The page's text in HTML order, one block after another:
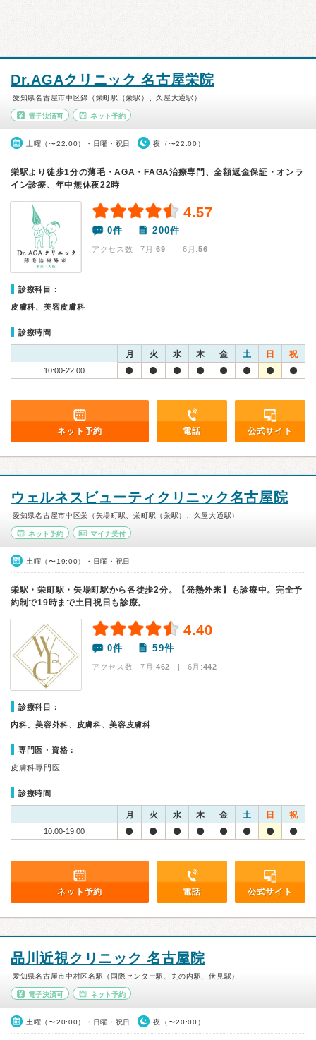
Dr.AGAクリニック 名古屋栄院
愛知県名古屋市中区錦（栄町駅（栄駅）、久屋大通駅）
電子決済可 ネット予約
土曜（〜22:00）・日曜・祝日 夜（〜22:00）
栄駅より徒歩1分の薄毛・AGA・FAGA治療専門、全額返金保証・オンラ
イン診療、年中無休夜22時
4.57
0件 200件
アクセス数 7月:69 | 6月:56
診療科目：
皮膚科、美容皮膚科
診療時間
月 火 水 木 金 土 日 祝
10:00-22:00
ネット予約 電話 公式サイト
ウェルネスビューティクリニック名古屋院
愛知県名古屋市中区栄（矢場町駅、栄町駅（栄駅）、久屋大通駅）
ネット予約 マイナ受付
土曜（〜19:00）・日曜・祝日
栄駅・栄町駅・矢場町駅から各徒歩2分。【発熱外来】も診療中。完全予
約制で19時まで土日祝日も診療。
4.40
0件 59件
アクセス数 7月:462 | 6月:442
診療科目：
内科、美容外科、皮膚科、美容皮膚科
専門医・資格：
皮膚科専門医
診療時間
月 火 水 木 金 土 日 祝
10:00-19:00
ネット予約 電話 公式サイト
品川近視クリニック 名古屋院
愛知県名古屋市中村区名駅（国際センター駅、丸の内駅、伏見駅）
電子決済可 ネット予約
土曜（〜20:00）・日曜・祝日 夜（〜20:00）